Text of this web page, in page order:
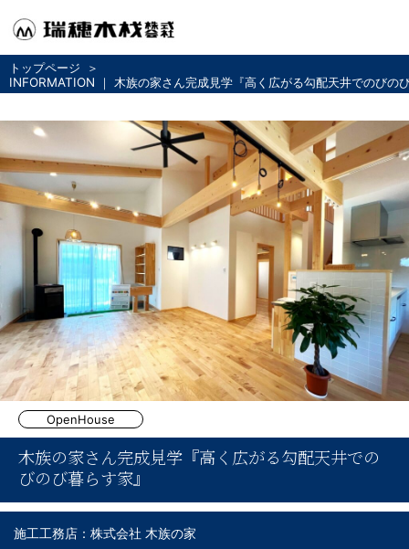
トップページ
INFORMATION ｜ 木族の家さん完成見学『高く広がる勾配天井でのびの
OpenHouse
木族の家さん完成見学『高く広がる勾配天井での
びのび暮らす家』
施工工務店：株式会社 木族の家